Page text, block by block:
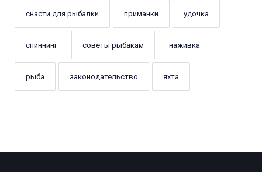
снасти для рыбалки приманки удочка
спиннинг советы рыбакам наживка
рыба законодательство яхта